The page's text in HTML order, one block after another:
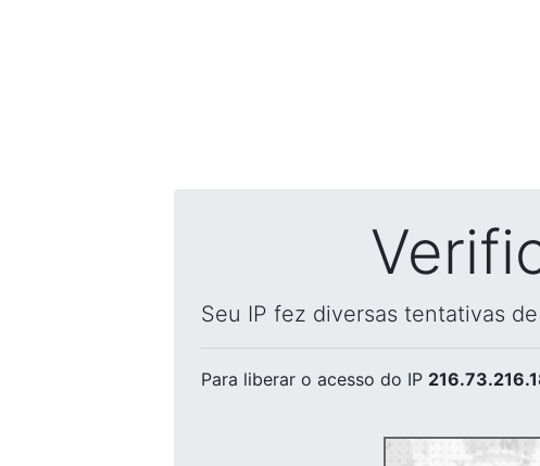
Seu IP fez diversas tentativas
Para liberar o acesso do IP